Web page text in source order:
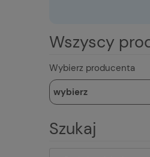
Wszyscy
Wybierz producenta
Szukaj